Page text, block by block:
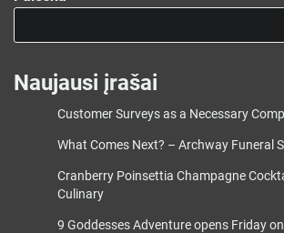
Naujausi įrašai
Customer Surveys as a Necessary
What Comes Next? – Archway Funeral
Cranberry Poinsettia Champagne
Culinary
9 Goddesses Adventure opens Friday